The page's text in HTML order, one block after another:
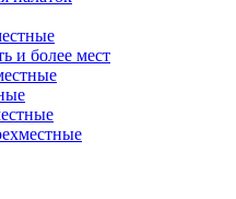
и более мест